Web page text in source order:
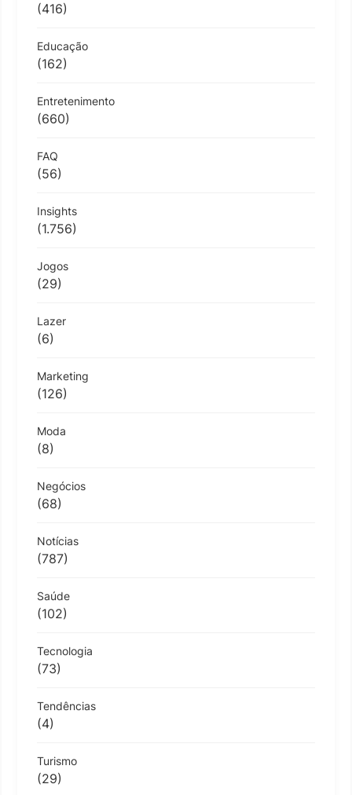
(416)
Educação
(162)
Entretenimento
(660)
FAQ
(56)
Insights
(1.756)
Jogos
(29)
Lazer
(6)
Marketing
(126)
Moda
(8)
Negócios
(68)
Notícias
(787)
Saúde
(102)
Tecnologia
(73)
Tendências
(4)
Turismo
(29)